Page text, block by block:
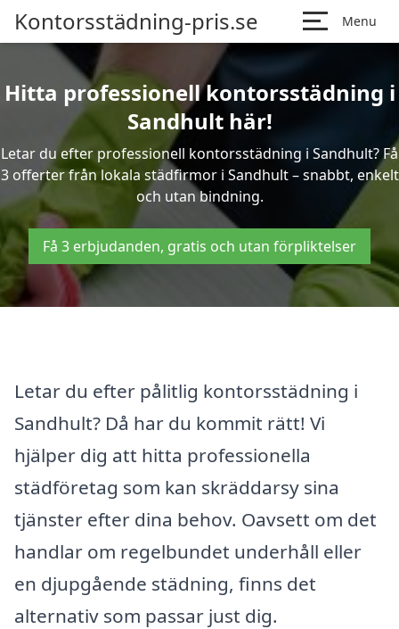
Kontorsstädning-pris.se Menu
Hitta professionell kontorsstädning i
Sandhult här!
Letar du efter professionell kontorsstädning i Sandhult? Få
3 offerter från lokala städfirmor i Sandhult – snabbt, enkelt
och utan bindning.
Få 3 erbjudanden, gratis och utan förpliktelser
Letar du efter pålitlig kontorsstädning i
Sandhult? Då har du kommit rätt! Vi
hjälper dig att hitta professionella
städföretag som kan skräddarsy sina
tjänster efter dina behov. Oavsett om det
handlar om regelbundet underhåll eller
en djupgående städning, finns det
alternativ som passar just dig.